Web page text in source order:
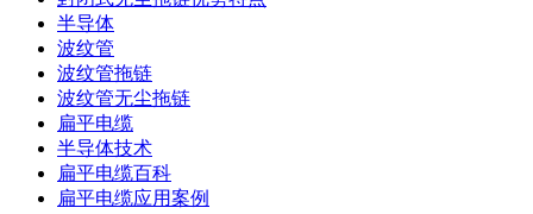
半导体
波纹管
波纹管拖链
波纹管无尘拖链
扁平电缆
半导体技术
扁平电缆百科
扁平电缆应用案例